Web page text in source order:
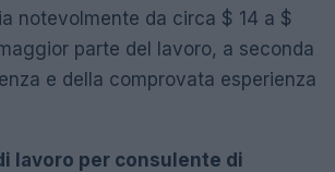
notevolmente da circa $ 14 a $
parte del lavoro, a seconda
e della comprovata esperienza
lavoro per consulente di